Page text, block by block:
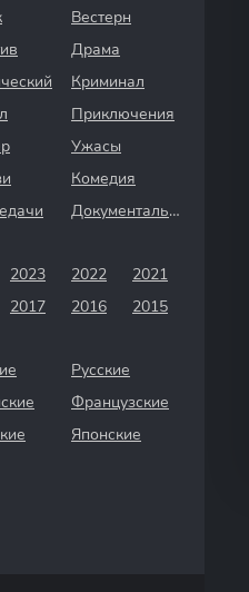
Вестерн
Драма
Криминал
Приключения
Ужасы
Комедия
Документальный
2023 2022
2021
2017 2016 2015
Русские
Французские
Японские